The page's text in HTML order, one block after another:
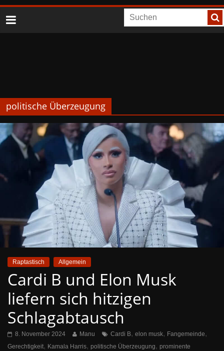
politische Überzeugung
Raptastisch Allgemein
Cardi B und Elon Musk
liefern sich hitzigen
Schlagabtausch
8. November 2024 Manu Cardi B, elon musk, Fangemeinde,
Gerechtigkeit, Kamala Harris, politische Überzeugung, prominente